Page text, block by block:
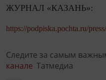
ЖУРНАЛ «КАЗАНЬ»:
https://podpiska.pochta.ru/
Следите за самым
канале Татмедиа